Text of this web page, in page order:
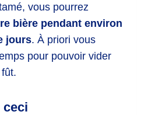
vous pourrez
bière pendant environ
jours. À priori vous
pour pouvoir vider
ceci